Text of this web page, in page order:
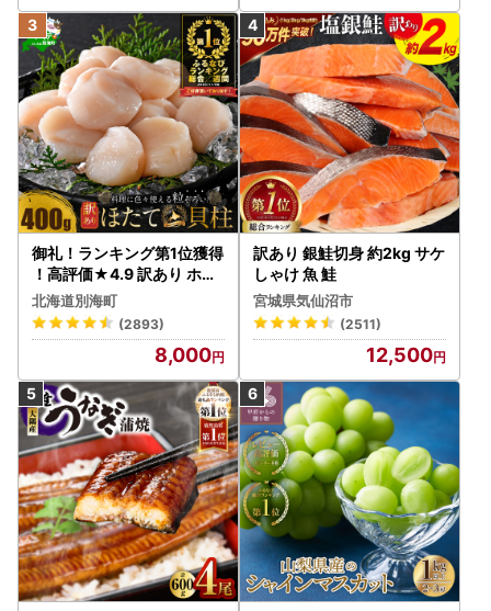
御礼！ランキング第1位獲得
！高評価★4.9 訳あり ホタ
テ 400g（ほたて 帆立 貝柱
冷凍 ）
北海道別海町
(2893)
8,000
訳あり 銀鮭切身 約2kg サケ
しゃけ 魚 鮭
宮城県気仙沼市
(2511)
12,500